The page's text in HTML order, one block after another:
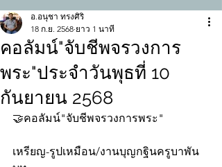
คอลัมน์"จับชีพจรวงการ
พระ"ประจำวันพุธที่ 10
กันยายน 2568
อ.อนุชา ทรงศิริ
18 ก.ย. 2568 ยาว 1 นาที
🤝คอลัมน์"จับชีพจรวงการพระ"
เหรียญ-รูปเหมือน/งานบุญกฐินครูบาพัน